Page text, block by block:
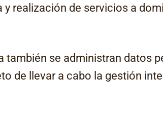
realización de servicios a
también se administran datos
de llevar a cabo la gestión